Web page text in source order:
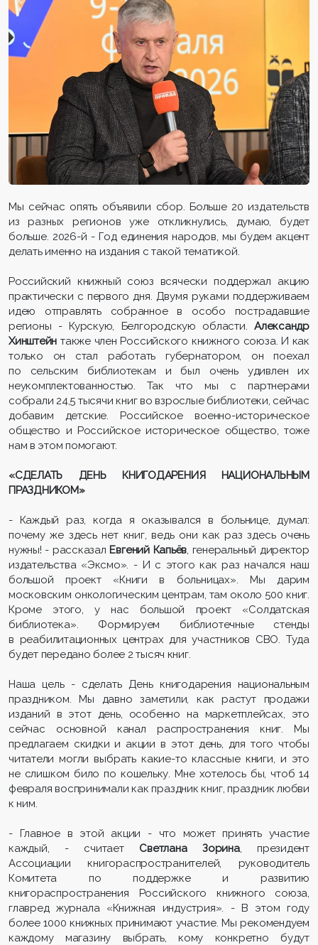
Мы сейчас опять объявили сбор. Больше 20 издательств
из разных регионов уже откликнулись, думаю, будет
больше. 2026-й - Год единения народов, мы будем акцент
делать именно на издания с такой тематикой.
Российский книжный союз всячески поддержал акцию
практически с первого дня. Двумя руками поддерживаем
идею отправлять собранное в особо пострадавшие
регионы - Курскую, Белгородскую области.Александр
Хинштейн также член Российского книжного союза. И как
только он стал работать губернатором, он поехал
по сельским библиотекам и был очень удивлен их
неукомплектованностью. Так что мы с партнерами
собрали 24,5 тысячи книг во взрослые библиотеки, сейчас
добавим детские. Российское военно-историческое
общество и Российское историческое общество, тоже
нам в этом помогают.
«СДЕЛАТЬ ДЕНЬ КНИГОДАРЕНИЯ НАЦИОНАЛЬНЫМ
ПРАЗДНИКОМ»
- Каждый раз, когда я оказывался в больнице, думал:
почему же здесь нет книг, ведь они как раз здесь очень
нужны! - рассказал Евгений Капьёв, генеральный директор
издательства «Эксмо». - И с этого как раз начался наш
большой проект «Книги в больницах». Мы дарим
московским онкологическим центрам, там около 500 книг.
Кроме этого, у нас большой проект «Солдатская
библиотека». Формируем библиотечные стенды
в реабилитационных центрах для участников СВО. Туда
будет передано более 2 тысяч книг.
Наша цель - сделать День книгодарения национальным
праздником. Мы давно заметили, как растут продажи
изданий в этот день, особенно на маркетплейсах, это
сейчас основной канал распространения книг. Мы
предлагаем скидки и акции в этот день, для того чтобы
читатели могли выбрать какие-то классные книги, и это
не слишком било по кошельку. Мне хотелось бы, чтоб 14
февраля воспринимали как праздник книг, праздник любви
к ним.
- Главное в этой акции - что может принять участие
каждый, - считает Светлана Зорина, президент
Ассоциации книгораспространителей, руководитель
Комитета по поддержке и развитию
книгораспространения Российского книжного союза,
главред журнала «Книжная индустрия». - В этом году
более 1000 книжных принимают участие. Мы рекомендуем
каждому магазину выбрать, кому конкретно будут